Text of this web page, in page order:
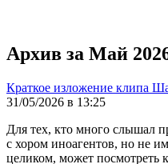
Архив за Май
Краткое изложение клипа
31/05/2026 в 13:25
Для тех, кто много слышал
с хором иноагентов, но не
целиком, может посмотреть